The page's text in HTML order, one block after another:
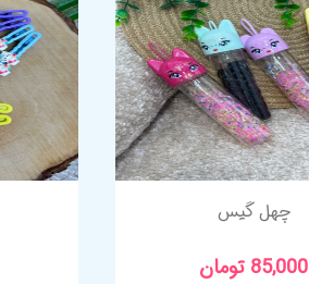
چهل گیس
85,000 تومان